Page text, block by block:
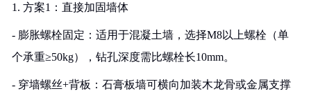
1. 方案1：直接加固墙体
- 膨胀螺栓固定：适用于混凝土墙，选择M8以上螺栓（单
个承重≥50kg），钻孔深度需比螺栓长10mm。
- 穿墙螺丝+背板：石膏板墙可横向加装木龙骨或金属支撑